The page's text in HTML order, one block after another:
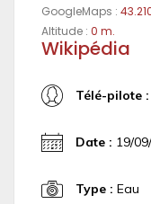
GoogleMaps :
Altitude : 0 m.
Wikipédia
Télé-pilote :
Date : 19/
Type : Eau